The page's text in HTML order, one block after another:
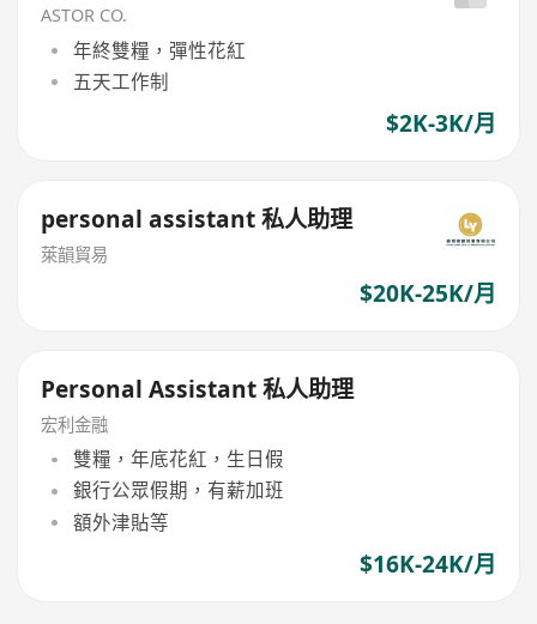
ASTOR CO.
年終雙糧，彈性花紅
五天工作制
$2K-3K/月
personal assistant 私人助理
萊韻貿易
$20K-25K/月
Personal Assistant 私人助理
宏利金融
雙糧，年底花紅，生日假
銀行公眾假期，有薪加班
額外津貼等
$16K-24K/月